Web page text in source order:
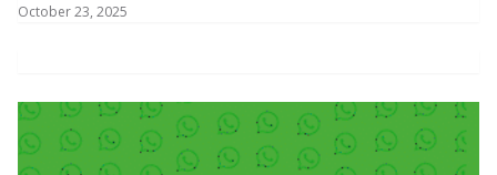
October 23, 2025